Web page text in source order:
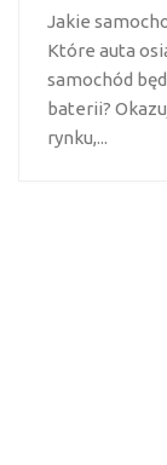
Jakie
Które auta
samochód
baterii?
rynku,...